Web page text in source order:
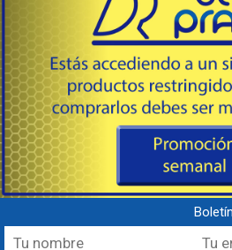
Espirales, Muelles & Resortes
Flappers
Hélices
Juntas, O´rings, Retenes & Sellos
Línea de Combustible
Línea de Enfriamiento